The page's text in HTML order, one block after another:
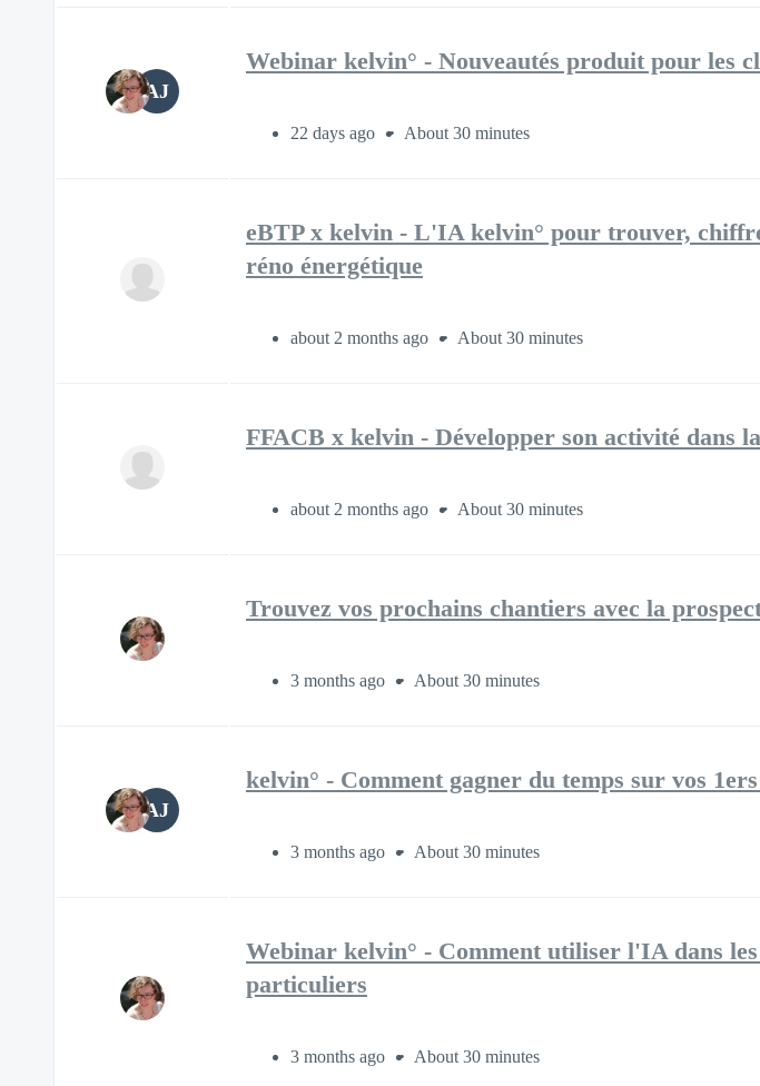
AJ
Webinar kelvin° - Nouveautés produit pour les
22 days ago About 30 minutes
eBTP x kelvin - L'IA kelvin° pour trouver,
réno énergétique
about 2 months ago About 30 minutes
FFACB x kelvin - Développer son activité dans
about 2 months ago About 30 minutes
Trouvez vos prochains chantiers avec la
3 months ago About 30 minutes
AJ
kelvin° - Comment gagner du temps sur vos
3 months ago About 30 minutes
Webinar kelvin° - Comment utiliser l'IA dans
particuliers
3 months ago About 30 minutes